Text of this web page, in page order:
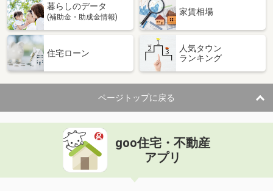
暮らしのデータ
(補助金・助成金情報)
家賃相場
住宅ローン
人気タウン
ランキング
ページトップに戻る
goo住宅・不動産
アプリ